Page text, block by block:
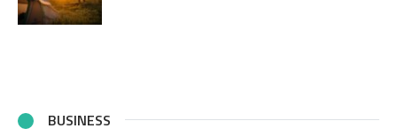
BUSINESS